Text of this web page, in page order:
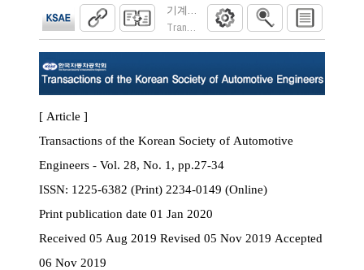
기계학습과 초음파를 이용한 전방 노면 종
Transactions of the Korean Society of
[ Article ]
Transactions of the Korean Society of Automotive
Engineers - Vol. 28, No. 1, pp.27-34
ISSN:
1225-6382 (Print) 2234-0149 (Online)
Print publication date 01 Jan 2020
Received 05 Aug 2019 Revised 05 Nov 2019 Accepted
06 Nov 2019